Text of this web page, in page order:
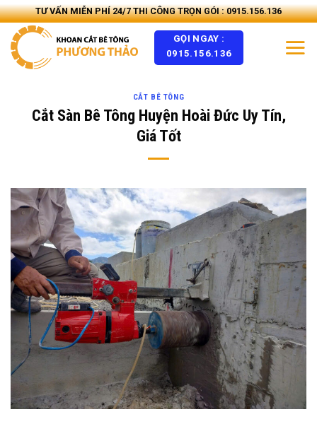
Skip
to
content
TƯ VẤN MIỄN PHÍ 24/7 THI CÔNG TRỌN GÓI : 0915.156.136
GỌI NGAY :
0915.156.136
CẮT BÊ TÔNG
Cắt Sàn Bê Tông Huyện Hoài Đức Uy Tín,
Giá Tốt